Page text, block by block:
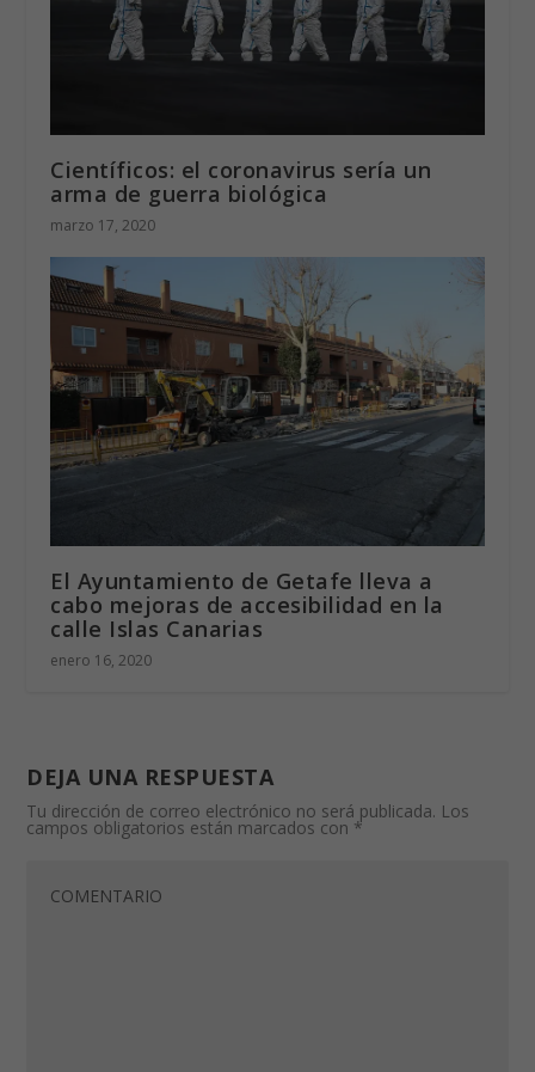
Científicos: el coronavirus sería un
arma de guerra biológica
marzo 17, 2020
El Ayuntamiento de Getafe lleva a
cabo mejoras de accesibilidad en la
calle Islas Canarias
enero 16, 2020
DEJA UNA RESPUESTA
Tu dirección de correo electrónico no será publicada. Los
campos obligatorios están marcados con *